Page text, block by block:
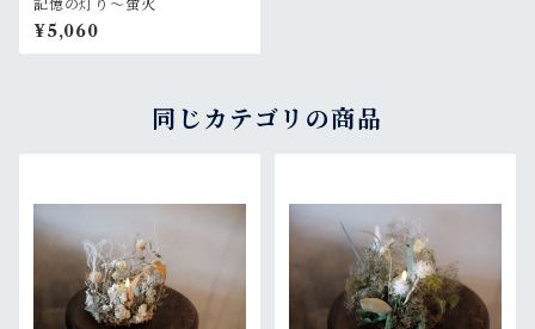
記憶の灯り〜蛍火
¥5,060
同じカテゴリの商品